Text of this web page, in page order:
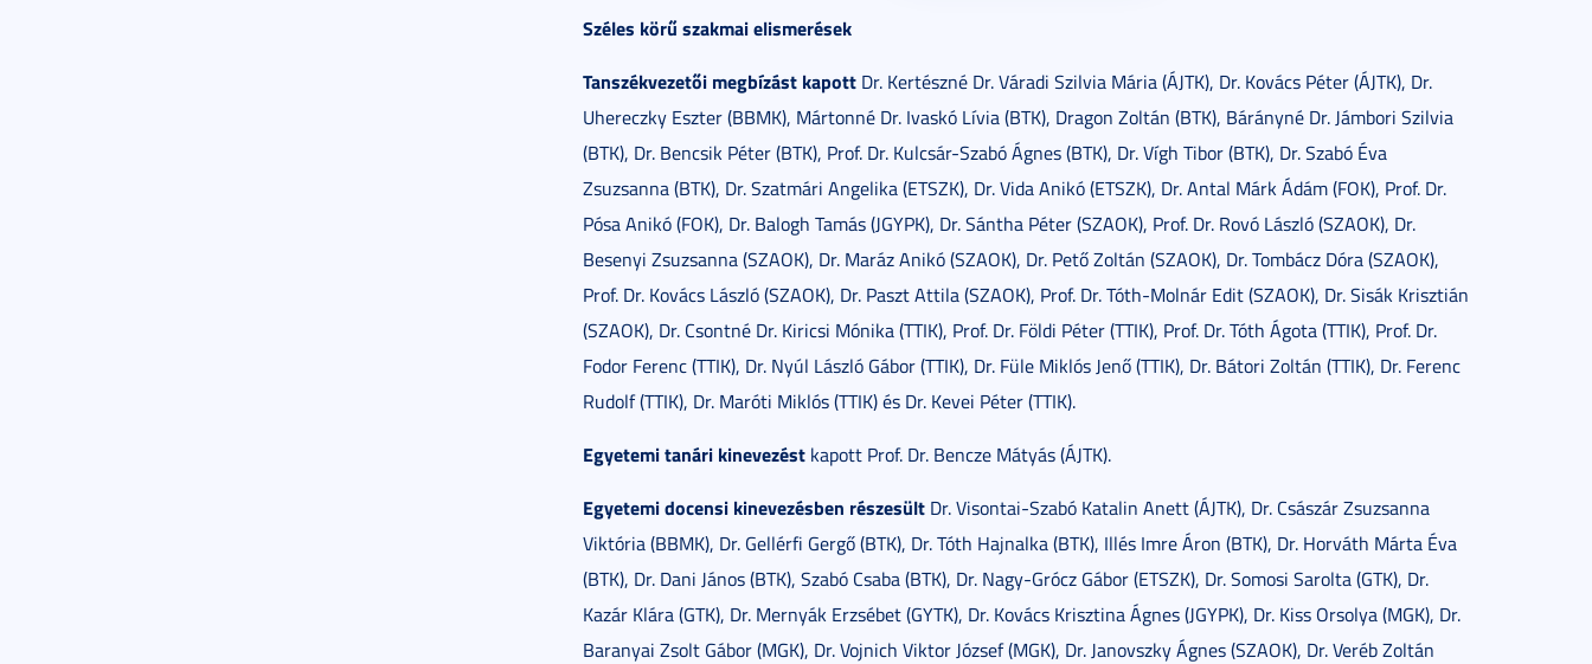
Széles körű szakmai elismerések
Tanszékvezetői megbízást kapott Dr. Kertészné Dr. Váradi Szilvia Mária (ÁJTK), Dr. Kovács Péter (ÁJTK), Dr.
Uhereczky Eszter (BBMK), Mártonné Dr. Ivaskó Lívia (BTK), Dragon Zoltán (BTK), Bárányné Dr. Jámbori Szilvia
(BTK), Dr. Bencsik Péter (BTK), Prof. Dr. Kulcsár-Szabó Ágnes (BTK), Dr. Vígh Tibor (BTK), Dr. Szabó Éva
Zsuzsanna (BTK), Dr. Szatmári Angelika (ETSZK), Dr. Vida Anikó (ETSZK), Dr. Antal Márk Ádám (FOK), Prof. Dr.
Pósa Anikó (FOK), Dr. Balogh Tamás (JGYPK), Dr. Sántha Péter (SZAOK), Prof. Dr. Rovó László (SZAOK), Dr.
Besenyi Zsuzsanna (SZAOK), Dr. Maráz Anikó (SZAOK), Dr. Pető Zoltán (SZAOK), Dr. Tombácz Dóra (SZAOK),
Prof. Dr. Kovács László (SZAOK), Dr. Paszt Attila (SZAOK), Prof. Dr. Tóth-Molnár Edit (SZAOK), Dr. Sisák Krisztián
(SZAOK), Dr. Csontné Dr. Kiricsi Mónika (TTIK), Prof. Dr. Földi Péter (TTIK), Prof. Dr. Tóth Ágota (TTIK), Prof. Dr.
Fodor Ferenc (TTIK), Dr. Nyúl László Gábor (TTIK), Dr. Füle Miklós Jenő (TTIK), Dr. Bátori Zoltán (TTIK), Dr. Ferenc
Rudolf (TTIK), Dr. Maróti Miklós (TTIK) és Dr. Kevei Péter (TTIK).
Egyetemi tanári kinevezést kapott Prof. Dr. Bencze Mátyás (ÁJTK).
Egyetemi docensi kinevezésben részesült Dr. Visontai-Szabó Katalin Anett (ÁJTK), Dr. Császár Zsuzsanna
Viktória (BBMK), Dr. Gellérfi Gergő (BTK), Dr. Tóth Hajnalka (BTK), Illés Imre Áron (BTK), Dr. Horváth Márta Éva
(BTK), Dr. Dani János (BTK), Szabó Csaba (BTK), Dr. Nagy-Grócz Gábor (ETSZK), Dr. Somosi Sarolta (GTK), Dr.
Kazár Klára (GTK), Dr. Mernyák Erzsébet (GYTK), Dr. Kovács Krisztina Ágnes (JGYPK), Dr. Kiss Orsolya (MGK), Dr.
Baranyai Zsolt Gábor (MGK), Dr. Vojnich Viktor József (MGK), Dr. Janovszky Ágnes (SZAOK), Dr. Veréb Zoltán